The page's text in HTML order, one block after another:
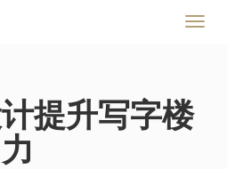
切
提升写字楼